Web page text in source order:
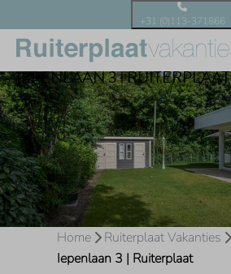
+31 (0)113-371866
IEPENLAAN 3 | RUITERPLAAT
Home
Ruiterplaat Vakanties
Iepenlaan 3 | Ruiterplaat